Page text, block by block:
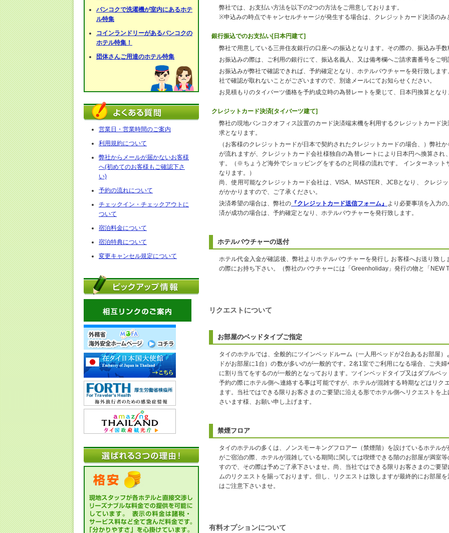
バンコクで洗濯機が室内にあるホテ
ル特集
コインランドリーがあるバンコクの
ホテル特集！
団体さんご用達のホテル特集
営業日・営業時間のご案内
利用規約について
弊社からメールが届かないお客様
へ(初めてのお客様もご確認下さ
い)
予約の流れについて
チェックイン・チェックアウトに
ついて
宿泊料金について
宿泊特典について
変更キャンセル規定について
弊社では、お支払い方法を以下の2つの方法をご用意しております。
※申込みの時点でキャンセルチャージが発生する場合は、クレジットカード決済のみ
銀行振込でのお支払い[日本円建て]
弊社で用意している三井住友銀行の口座への振込となります。その際の、振込み手
お振込みの際は、ご利用の銀行にて、振込名義人、又は備考欄へご請求書番号をご
お振込みが弊社で確認できれば、予約確定となり、ホテルバウチャーを発行致しま
社で確認が取れないことがございますので、別途メールにてお知らせください。
お見積もりのタイバーツ価格を予約成立時の為替レートを乗じて、日本円換算となり
クレジットカード決済[タイバーツ建て]
弊社の現地バンコクオフィス設置のカード決済端末機を利用するクレジットカード
求となります。
（お客様のクレジットカードが日本で契約されたクレジットカードの場合、）弊社
が流れますが、クレジットカード会社様独自の為替レートにより日本円へ換算さ
す。（※ちょうど海外でショッピングをするのと同様の流れです。 インターネッ
なります。）
尚、使用可能なクレジットカード会社は、VISA、MASTER、JCBとなり、 クレジ
がかかりますので、ご了承ください。
決済希望の場合は、弊社の 『クレジットカード送信フォーム』 より必要事項を入力
済が成功の場合は、予約確定となり、ホテルバウチャーを発行致します。
ホテルバウチャーの送付
ホテル代金入金が確認後、弊社よりホテルバウチャーを発行し お客様へお送り致
の際にお持ち下さい。（弊社のバウチャーには「Greenholiday」発行の物と「NEW
リクエストについて
お部屋のベッドタイプご指定
タイのホテルでは、全般的にツインベッドルーム（一人用ベッドが2台あるお部屋
ドがお部屋に1台）の数が多いのが一般的です。2名1室でご利用になる場合、ご夫
に割り当てをするのが一般的となっております。ツインベッドタイプ又はダブルベ
予約の際にホテル側へ連絡する事は可能ですが、ホテルが混雑する時期などはリク
ます。当社ではできる限りお客さまのご要望に沿える形でホテル側へリクエストを
さいます様、お願い申し上げます。
禁煙フロア
タイのホテルの多くは、ノンスモーキングフロアー（禁煙階）を設けているホテル
がご宿泊の際、ホテルが混雑している期間に関しては喫煙できる階のお部屋が満室
すので、その際は予めご了承下さいませ。尚、当社ではできる限りお客さまのご要
ムのリクエストを賜っております。但し、リクエストは致しますが最終的にお部屋
はご注意下さいませ。
有料オプションについて